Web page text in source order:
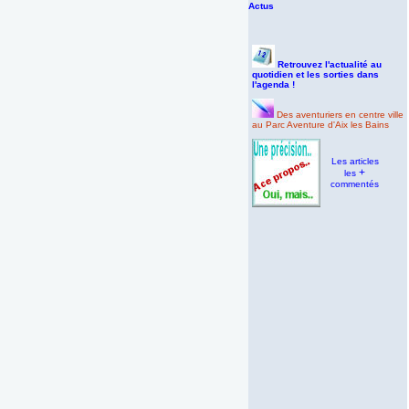
Actus
Retrouvez l'actualité au
quotidien et les sorties dans
l'agenda !
Des aventuriers en centre ville
au Parc Aventure d'Aix les Bains
Les articles
les +
commentés